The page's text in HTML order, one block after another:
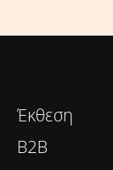
Έκθεση
B2B